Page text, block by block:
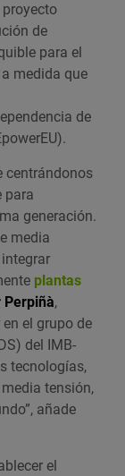
proyecto
de
para el
a medida que
de
centrándonos
para
generación.
media
plantas
Perpiñà,
el grupo de
del IMB-
tecnologías,
tensión,
añade
el